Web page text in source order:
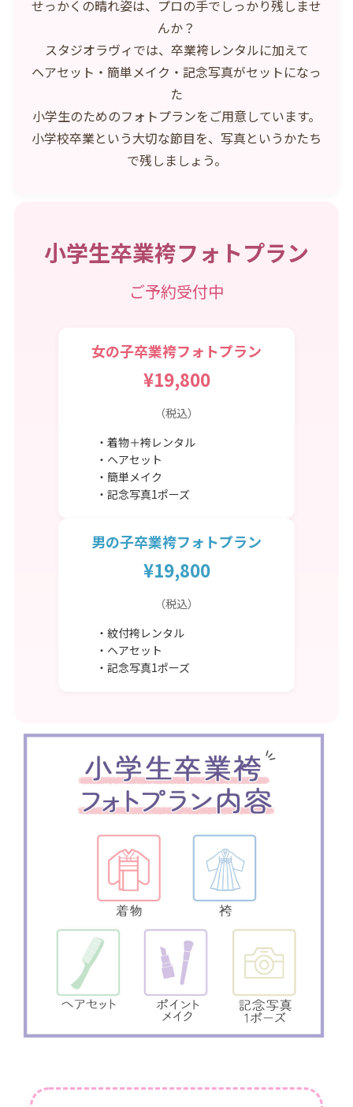
せっかくの晴れ姿は、プロの手でしっかり残しませ
んか？
スタジオラヴィでは、卒業袴レンタルに加えて
ヘアセット・簡単メイク・記念写真がセットになっ
た
小学生のためのフォトプランをご用意しています。
小学校卒業という大切な節目を、写真というかたち
で残しましょう。
小学生卒業袴フォトプラン
ご予約受付中
女の子卒業袴フォトプラン
¥19,800
（税込）
・着物＋袴レンタル
・ヘアセット
・簡単メイク
・記念写真1ポーズ
男の子卒業袴フォトプラン
¥19,800
（税込）
・紋付袴レンタル
・ヘアセット
・記念写真1ポーズ